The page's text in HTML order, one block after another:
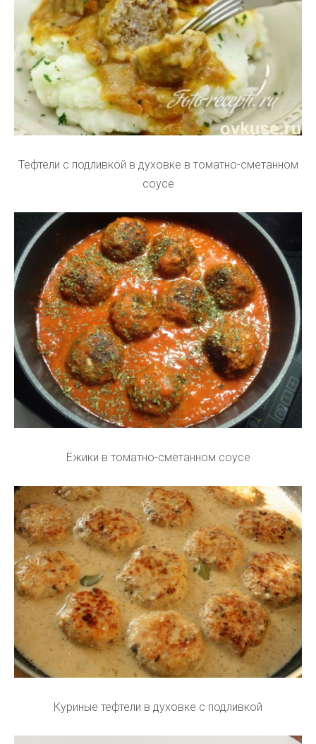
Тефтели с подливкой в духовке в томатно-сметанном
соусе
Ёжики в томатно-сметанном соусе
Куриные тефтели в духовке с подливкой